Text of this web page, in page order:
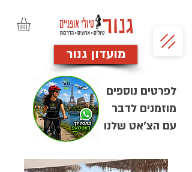
מועדון גנור
לפרטים נוספים
מוזמנים לדבר
עם הצ'אט שלנו